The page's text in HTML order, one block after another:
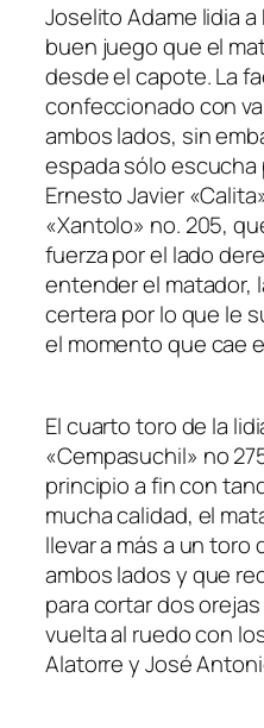
Joselito Adame lidia
buen juego que el
desde el capote. La
confeccionado con
ambos lados, sin
espada sólo escucha
Ernesto Javier
«Xantolo» no. 205,
fuerza por el lado
entender el matador,
certera por lo que le
el momento que cae
El cuarto toro de la
«Cempasuchil» no
principio a fin con
mucha calidad, el
llevar a más a un
ambos lados y que
para cortar dos
vuelta al ruedo con
Alatorre y José